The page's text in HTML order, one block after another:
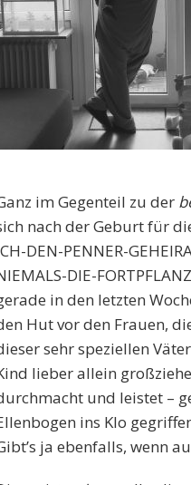
im Gegenteil zu der
nach der Geburt für
DEN-PENNER-
DIE-
in den letzten
Hut vor den Frauen,
sehr speziellen
lieber allein
und leistet –
ins Klo
ja ebenfalls, wenn